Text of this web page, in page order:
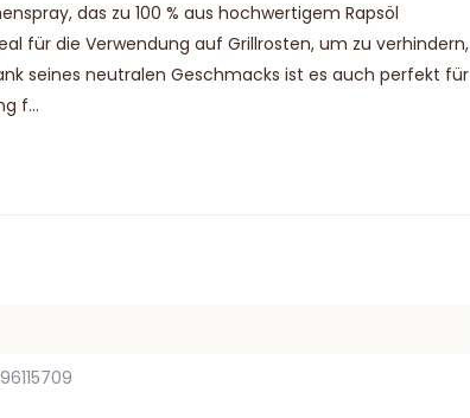
das zu 100 % aus hochwertigem Rapsöl
für die Verwendung auf Grillrosten, um zu verhindern,
seines neutralen Geschmacks ist es auch perfekt für
f...